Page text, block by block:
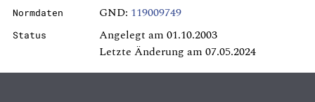
Normdaten GND: 119009749
Status
Angelegt am 01.10.2003
Letzte Änderung am 07.05.2024